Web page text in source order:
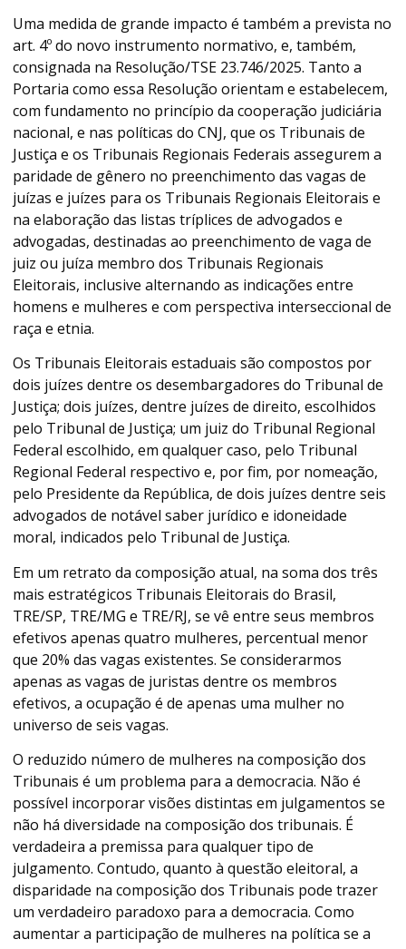
Uma medida de grande impacto é também a prevista no
art. 4º do novo instrumento normativo, e, também,
consignada na Resolução/TSE 23.746/2025. Tanto a
Portaria como essa Resolução orientam e estabelecem,
com fundamento no princípio da cooperação judiciária
nacional, e nas políticas do CNJ, que os Tribunais de
Justiça e os Tribunais Regionais Federais assegurem a
paridade de gênero no preenchimento das vagas de
juízas e juízes para os Tribunais Regionais Eleitorais e
na elaboração das listas tríplices de advogados e
advogadas, destinadas ao preenchimento de vaga de
juiz ou juíza membro dos Tribunais Regionais
Eleitorais, inclusive alternando as indicações entre
homens e mulheres e com perspectiva interseccional de
raça e etnia.
Os Tribunais Eleitorais estaduais são compostos por
dois juízes dentre os desembargadores do Tribunal de
Justiça; dois juízes, dentre juízes de direito, escolhidos
pelo Tribunal de Justiça; um juiz do Tribunal Regional
Federal escolhido, em qualquer caso, pelo Tribunal
Regional Federal respectivo e, por fim, por nomeação,
pelo Presidente da República, de dois juízes dentre seis
advogados de notável saber jurídico e idoneidade
moral, indicados pelo Tribunal de Justiça.
Em um retrato da composição atual, na soma dos três
mais estratégicos Tribunais Eleitorais do Brasil,
TRE/SP, TRE/MG e TRE/RJ, se vê entre seus membros
efetivos apenas quatro mulheres, percentual menor
que 20% das vagas existentes. Se considerarmos
apenas as vagas de juristas dentre os membros
efetivos, a ocupação é de apenas uma mulher no
universo de seis vagas.
O reduzido número de mulheres na composição dos
Tribunais é um problema para a democracia. Não é
possível incorporar visões distintas em julgamentos se
não há diversidade na composição dos tribunais. É
verdadeira a premissa para qualquer tipo de
julgamento. Contudo, quanto à questão eleitoral, a
disparidade na composição dos Tribunais pode trazer
um verdadeiro paradoxo para a democracia. Como
aumentar a participação de mulheres na política se a